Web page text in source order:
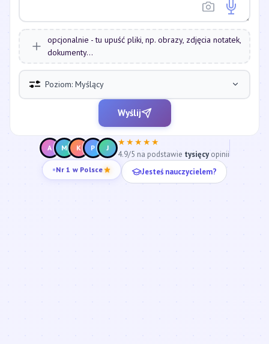
opcjonalnie - tu upuść pliki, np. obrazy, zdjęcia notatek,
dokumenty...
Poziom: Myślący
Wyślij
A M K P J
★★★★★
4.9/5 na podstawie tysięcyopinii
Nr 1 w Polsce Jesteś nauczycielem?